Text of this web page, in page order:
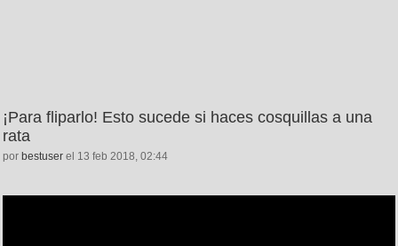
¡Para fliparlo! Esto sucede si haces cosquillas a una
rata
por bestuser el 13 feb 2018, 02:44